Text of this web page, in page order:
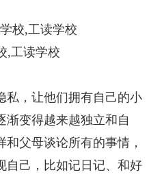
,工读学校
私，让他们拥有自己的小
渐变得越来越独立和自
父母谈论所有的事情，
自己，比如记日记、和好